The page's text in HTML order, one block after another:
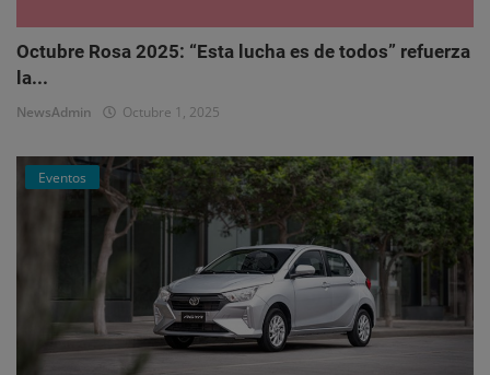
Octubre Rosa 2025: “Esta lucha es de todos” refuerza
la...
NewsAdmin Octubre 1, 2025
Eventos